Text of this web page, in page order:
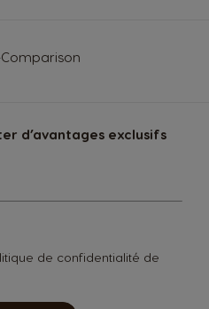
d’avantages exclusifs
de confidentialité de